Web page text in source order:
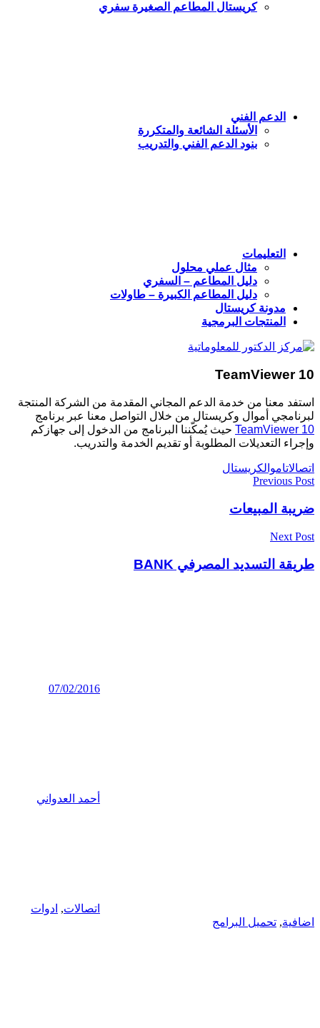
كريستال المطاعم الصغيرة سفري
الدعم الفني
الأسئلة الشائعة والمتكررة
بنود الدعم الفني والتدريب
التعليمات
مثال عملي محلول
دليل المطاعم – السفري
دليل المطاعم الكبيرة – طاولات
مدونة كريستال
المنتجات البرمجية
TeamViewer 10
استفد معنا من خدمة الدعم المجاني المقدمة من الشركة المنتجة
لبرنامجي أموال وكريستال من خلال التواصل معنا عبر برنامج
TeamViewer 10 حيث يُمكّننا البرنامج من الدخول إلى جهازكم
وإجراء التعديلات المطلوبة أو تقديم الخدمة والتدريب.
اتصالاتاموالكريستال
تصفّح
المقالات
Previous Post
ضريبة المبيعات
Next Post
طريقة التسديد المصرفي BANK
07/02/2016
أحمد العدواني
اتصالات, ادوات
اضافية, تحميل البرامج